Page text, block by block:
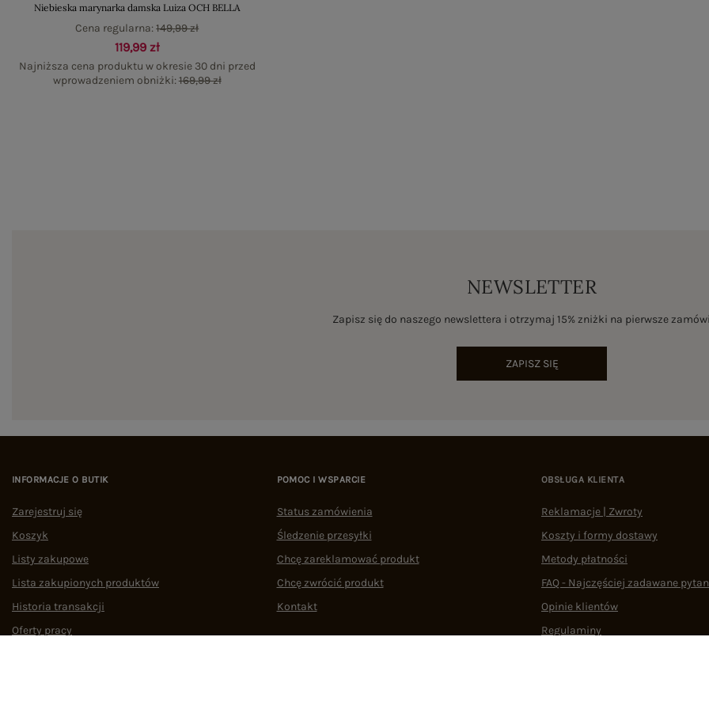
Niebieska marynarka damska Luiza OCH BELLA
119,99 zł
Najniższa cena produktu w okresie 30 dni przed
wprowadzeniem obniżki:169,99 zł
Cena regularna:149,99 zł
NEWSLETTER
Zapisz się do naszego newslettera i otrzymaj 15% zniżki na pierwsze
ZAPISZ SIĘ
INFORMACJE O BUTIK
Zarejestruj się
Koszyk
Listy zakupowe
Lista zakupionych produktów
Historia transakcji
Oferty pracy
POMOC I WSPARCIE
Status zamówienia
Śledzenie przesyłki
Chcę zareklamować produkt
Chcę zwrócić produkt
Kontakt
OBSŁUGA KLIENTA
Reklamacje | Zwroty
Koszty i formy dostawy
Metody płatności
FAQ - Najczęściej zadawane
Opinie klientów
Regulaminy